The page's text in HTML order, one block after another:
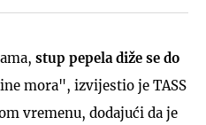
stup pepela diže se do
mora", izvijestio je TASS
vremenu, dodajući da je